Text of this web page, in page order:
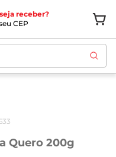
receber?
CEP
Quero 200g